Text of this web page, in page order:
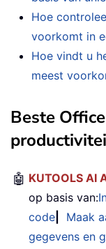
Hoe
voorkomt in
Hoe vindt u
meest
Beste
🤖 KUTOOLS AI
op basis van:
code
Maak
gegevens en